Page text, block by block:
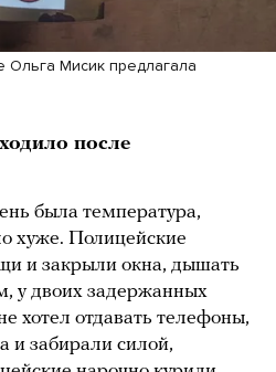
Ольга Мисик предлагала
после
была температура,
хуже. Полицейские
и закрыли окна, дышать
у двоих задержанных
хотел отдавать телефоны,
и забирали силой,